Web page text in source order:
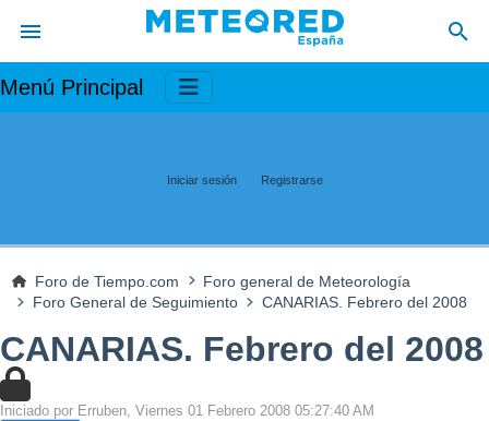
Menú Principal
Iniciar sesión Registrarse
Foro de Tiempo.com
Foro general de Meteorología
Foro General de Seguimiento
CANARIAS. Febrero del 2008
CANARIAS. Febrero del 2008
Iniciado por Erruben, Viernes 01 Febrero 2008 05:27:40 AM